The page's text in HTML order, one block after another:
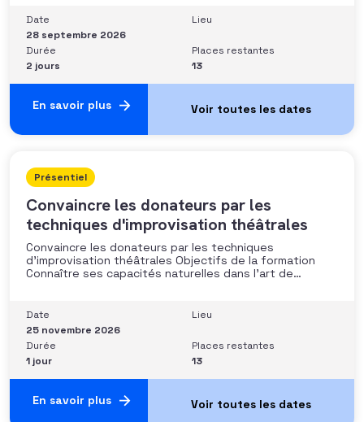
parties prenantes• Construire un argumentaire
personnalisé et piloter le parcours
Date
28 septembre 2026
Lieu
Durée
2 jours
Places restantes
13
En savoir plus
Présentiel
Convaincre les donateurs par les
techniques d'improvisation théâtrales
Convaincre les donateurs par les techniques
d’improvisation théâtrales Objectifs de la formation
Connaître ses capacités naturelles dans l’art de
conviction et sur quoi elle se fonde (mots, attitude, …),
quelle est sa situation de
Date
25 novembre 2026
Lieu
Durée
1 jour
Places restantes
13
En savoir plus